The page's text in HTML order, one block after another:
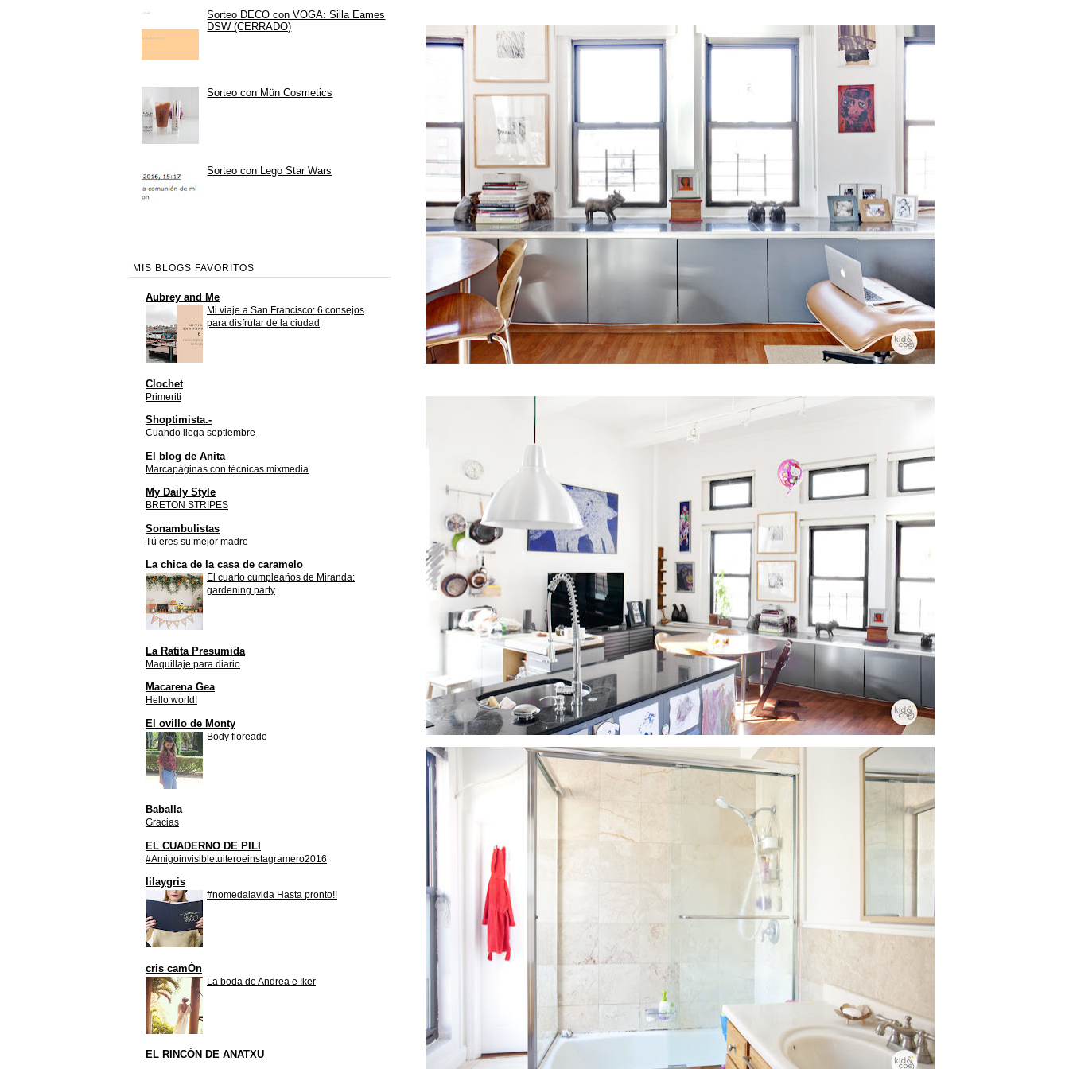
Sorteo DECO con VOGA: Silla Eames
DSW (CERRADO)
Sorteo con Mün Cosmetics
Sorteo con Lego Star Wars
MIS BLOGS FAVORITOS
Aubrey and Me
Mi viaje a San Francisco: 6 consejos
para disfrutar de la ciudad
Clochet
Primeriti
Shoptimista.-
Cuando llega septiembre
El blog de Anita
Marcapáginas con técnicas mixmedia
My Daily Style
BRETON STRIPES
Sonambulistas
Tú eres su mejor madre
La chica de la casa de caramelo
El cuarto cumpleaños de Miranda:
gardening party
La Ratita Presumida
Maquillaje para diario
Macarena Gea
Hello world!
El ovillo de Monty
Body floreado
Baballa
Gracias
EL CUADERNO DE PILI
#Amigoinvisibletuiteroeinstagramero2016
lilaygris
#nomedalavida Hasta pronto!!
cris camÓn
La boda de Andrea e Iker
EL RINCÓN DE ANATXU